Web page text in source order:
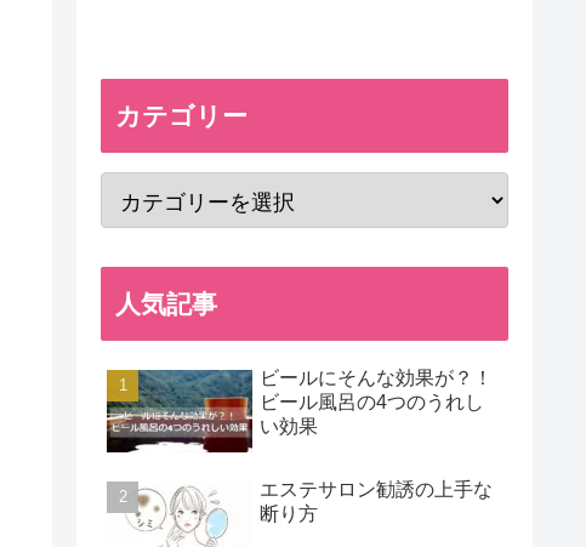
カテゴリー
人気記事
ビールにそんな効果が？！
ビール風呂の4つのうれし
い効果
エステサロン勧誘の上手な
断り方